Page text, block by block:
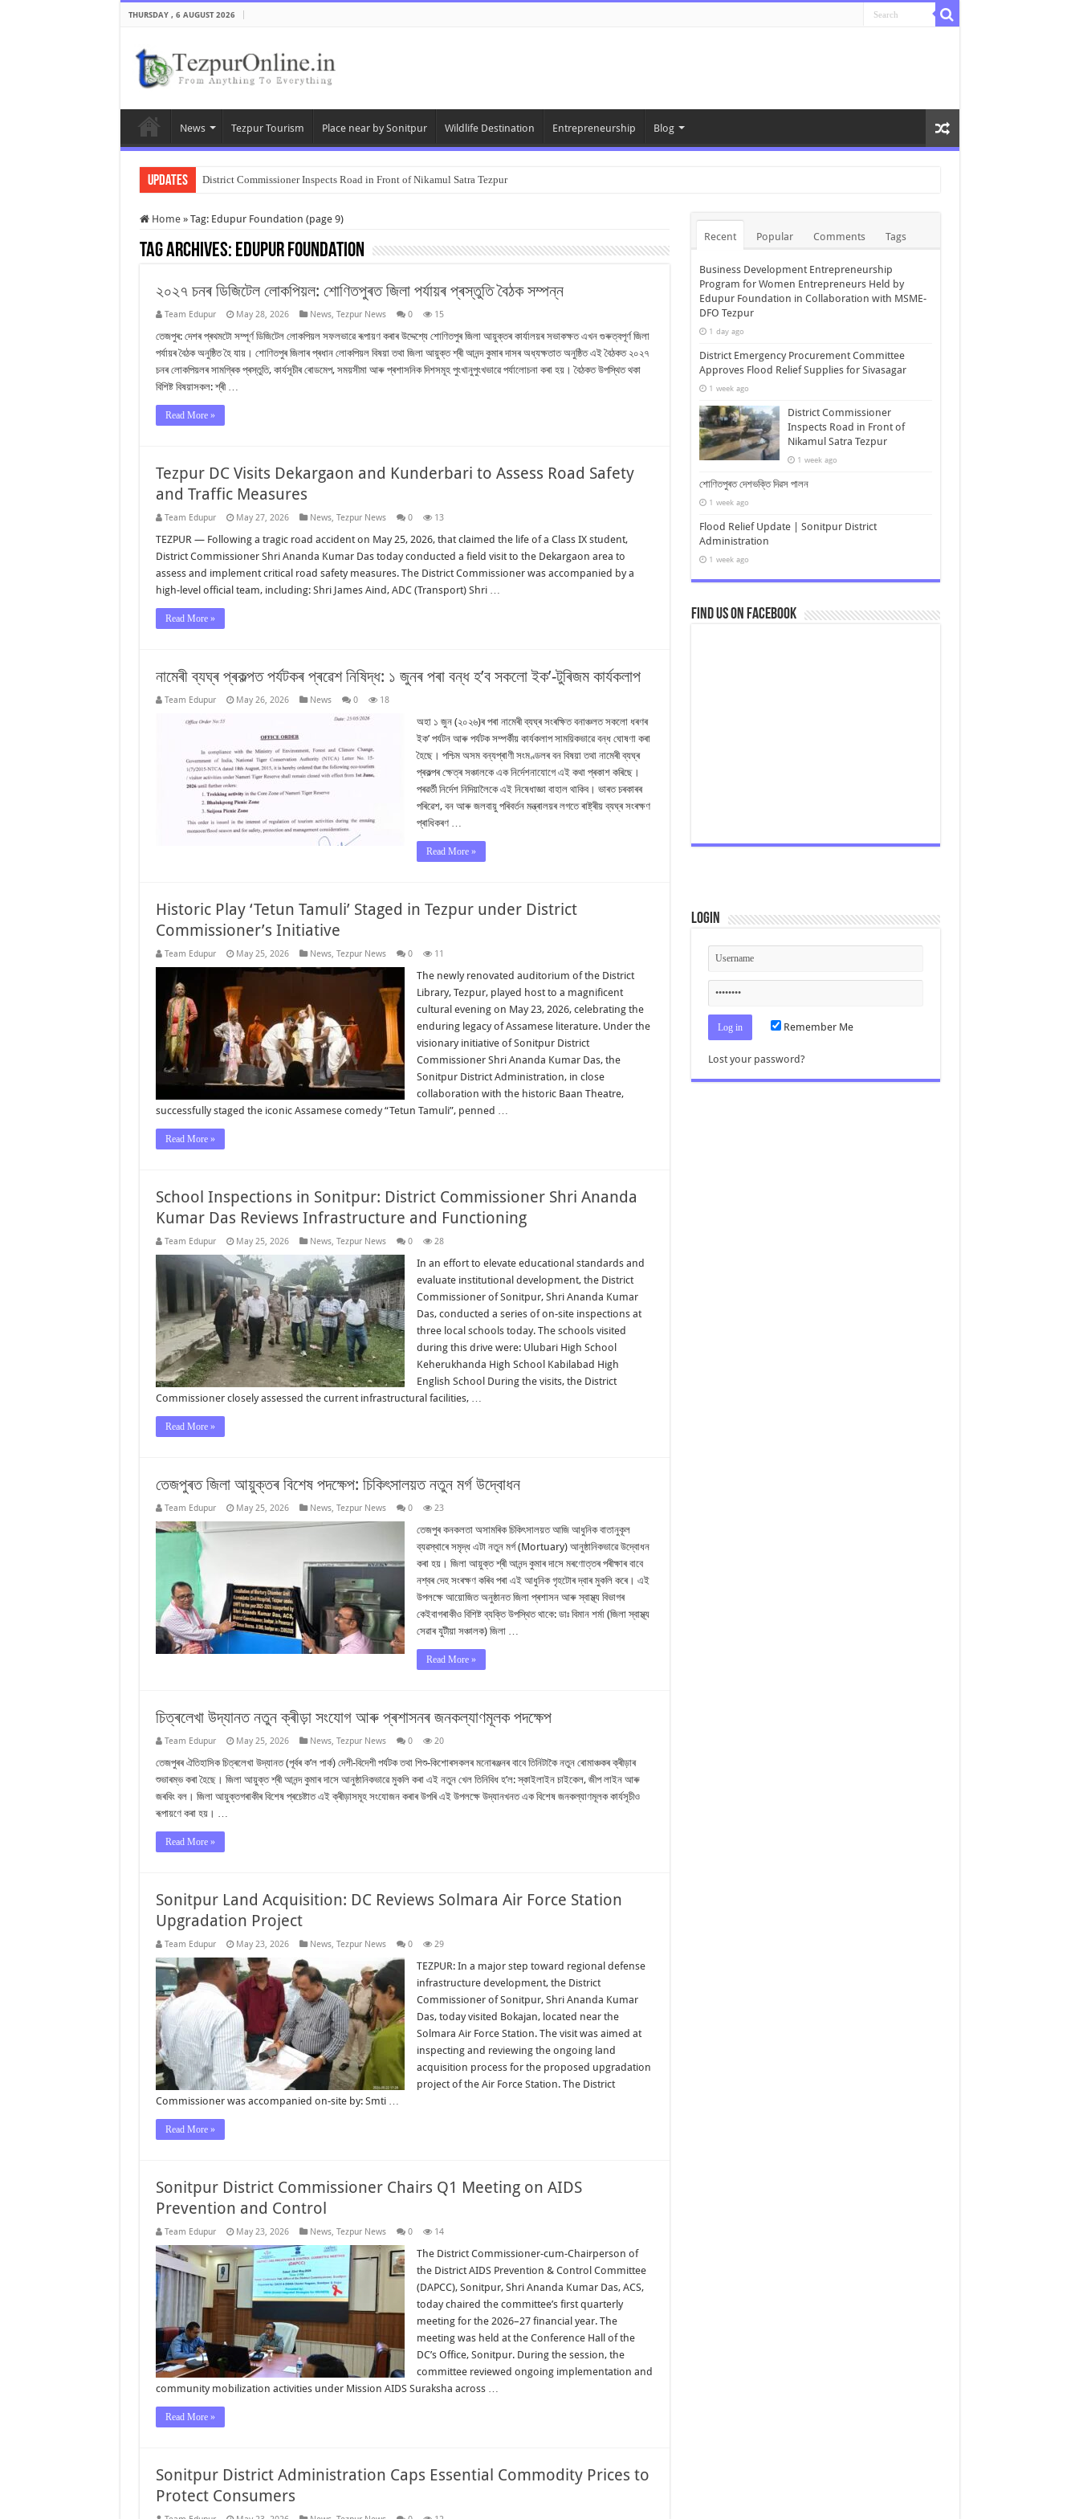
THURSDAY , 6 AUGUST 2026
News Tezpur Tourism Place near by Sonitpur Wildlife Destination Entrepreneurship Blog
Updates District Commissioner Inspects Road in Front of Nikamul Satra Tezpur
Home » Tag: Edupur Foundation (page 9)
Tag Archives: Edupur Foundation
২০২৭ চনৰ ডিজিটেল লোকপিয়ল: শোণিতপুৰত জিলা পৰ্যায়ৰ প্ৰস্তুতি বৈঠক সম্পন্ন
Team Edupur May 28, 2026 News, Tezpur News 0 15
তেজপুৰ: দেশৰ প্ৰথমটো সম্পূৰ্ণ ডিজিটেল লোকপিয়ল সফলভাৱে ৰূপায়ণ কৰাৰ উদ্দেশ্যে শোণিতপুৰ জিলা আয়ুক্তৰ কাৰ্যালয়ৰ সভাকক্ষত এখন গুৰুত্বপূৰ্ণ জিলা
পৰ্যায়ৰ বৈঠক অনুষ্ঠিত হৈ যায়। শোণিতপুৰ জিলাৰ প্ৰধান লোকপিয়ল বিষয়া তথা জিলা আয়ুক্ত শ্ৰী আনন্দ কুমাৰ দাসৰ অধ্যক্ষতাত অনুষ্ঠিত এই বৈঠকত ২০২৭
চনৰ লোকপিয়লৰ সামগ্ৰিক প্ৰস্তুতি, কাৰ্যসূচীৰ ৰোডমেপ, সময়সীমা আৰু প্ৰশাসনিক দিশসমূহ পুংখানুপুংখভাৱে পৰ্যালোচনা কৰা হয়। বৈঠকত উপস্থিত থকা
বিশিষ্ট বিষয়াসকল: শ্ৰী …
Read More »
Tezpur DC Visits Dekargaon and Kunderbari to Assess Road Safety
and Traffic Measures
Team Edupur May 27, 2026 News, Tezpur News 0 13
TEZPUR — Following a tragic road accident on May 25, 2026, that claimed the life of a Class IX student,
District Commissioner Shri Ananda Kumar Das today conducted a field visit to the Dekargaon area to
assess and implement critical road safety measures. The District Commissioner was accompanied by a
high-level official team, including: Shri James Aind, ADC (Transport) Shri …
Read More »
নামেৰী ব্যঘ্ৰ প্ৰকল্পত পৰ্যটকৰ প্ৰৱেশ নিষিদ্ধ: ১ জুনৰ পৰা বন্ধ হ’ব সকলো ইক’-টুৰিজম কাৰ্যকলাপ
Team Edupur May 26, 2026 News 0 18
অহা ১ জুন (২০২৬)ৰ পৰা নামেৰী ব্যঘ্ৰ সংৰক্ষিত বনাঞ্চলত সকলো ধৰণৰ
ইক’ পৰ্যটন আৰু পৰ্যটক সম্পৰ্কীয় কাৰ্যকলাপ সাময়িকভাৱে বন্ধ ঘোষণা কৰা
হৈছে। পশ্চিম অসম বন্যপ্ৰাণী সংমণ্ডলৰ বন বিষয়া তথা নামেৰী ব্যঘ্ৰ
প্ৰকল্পৰ ক্ষেত্ৰ সঞ্চালকে এক নিৰ্দেশনাযোগে এই কথা প্ৰকাশ কৰিছে।
পৰৱৰ্তী নিৰ্দেশ নিদিয়ালৈকে এই নিষেধাজ্ঞা বাহাল থাকিব। ভাৰত চৰকাৰৰ
পৰিৱেশ, বন আৰু জলবায়ু পৰিবৰ্তন মন্ত্ৰালয়ৰ লগতে ৰাষ্ট্ৰীয় ব্যঘ্ৰ সংৰক্ষণ
প্ৰাধিকৰণ …
Read More »
Historic Play ‘Tetun Tamuli’ Staged in Tezpur under District
Commissioner’s Initiative
Team Edupur May 25, 2026 News, Tezpur News 0 11
The newly renovated auditorium of the District
Library, Tezpur, played host to a magnificent
cultural evening on May 23, 2026, celebrating the
enduring legacy of Assamese literature. Under the
visionary initiative of Sonitpur District
Commissioner Shri Ananda Kumar Das, the
Sonitpur District Administration, in close
collaboration with the historic Baan Theatre,
successfully staged the iconic Assamese comedy “Tetun Tamuli”, penned …
Read More »
School Inspections in Sonitpur: District Commissioner Shri Ananda
Kumar Das Reviews Infrastructure and Functioning
Team Edupur May 25, 2026 News, Tezpur News 0 28
In an effort to elevate educational standards and
evaluate institutional development, the District
Commissioner of Sonitpur, Shri Ananda Kumar
Das, conducted a series of on-site inspections at
three local schools today. The schools visited
during this drive were: Ulubari High School
Keherukhanda High School Kabilabad High
English School During the visits, the District
Commissioner closely assessed the current infrastructural facilities, …
Read More »
তেজপুৰত জিলা আয়ুক্তৰ বিশেষ পদক্ষেপ: চিকিৎসালয়ত নতুন মৰ্গ উদ্বোধন
Team Edupur May 25, 2026 News, Tezpur News 0 23
তেজপুৰ কনকলতা অসামৰিক চিকিৎসালয়ত আজি আধুনিক বাতানুকূল
ব্যৱস্থাৰে সমৃদ্ধ এটা নতুন মৰ্গ (Mortuary) আনুষ্ঠানিকভাৱে উদ্বোধন
কৰা হয়। জিলা আয়ুক্ত শ্ৰী আনন্দ কুমাৰ দাসে মৰণোত্তৰ পৰীক্ষাৰ বাবে
নশ্বৰ দেহ সংৰক্ষণ কৰিব পৰা এই আধুনিক গৃহটোৰ দ্বাৰ মুকলি কৰে। এই
উপলক্ষে আয়োজিত অনুষ্ঠানত জিলা প্ৰশাসন আৰু স্বাস্থ্য বিভাগৰ
কেইবাগৰাকীও বিশিষ্ট ব্যক্তি উপস্থিত থাকে: ডাঃ বিমান শৰ্মা (জিলা স্বাস্থ্য
সেৱাৰ যুটীয়া সঞ্চালক) জিলা …
Read More »
চিত্ৰলেখা উদ্যানত নতুন ক্ৰীড়া সংযোগ আৰু প্ৰশাসনৰ জনকল্যাণমূলক পদক্ষেপ
Team Edupur May 25, 2026 News, Tezpur News 0 20
তেজপুৰৰ ঐতিহাসিক চিত্ৰলেখা উদ্যানত (পূৰ্বৰ ক’ল পাৰ্ক) দেশী-বিদেশী পৰ্যটক তথা শিশু-কিশোৰসকলৰ মনোৰঞ্জনৰ বাবে তিনিটাকৈ নতুন ৰোমাঞ্চকৰ ক্ৰীড়াৰ
শুভাৰম্ভ কৰা হৈছে। জিলা আয়ুক্ত শ্ৰী আনন্দ কুমাৰ দাসে আনুষ্ঠানিকভাৱে মুকলি কৰা এই নতুন খেল তিনিবিধ হ’ল: স্কাইলাইন চাইকেল, জীপ লাইন আৰু
জৰবিং বল। জিলা আয়ুক্তগৰাকীৰ বিশেষ প্ৰচেষ্টাত এই ক্ৰীড়াসমূহ সংযোজন কৰাৰ উপৰি এই উপলক্ষে উদ্যানখনত এক বিশেষ জনকল্যাণমূলক কাৰ্যসূচীও
ৰূপায়ণে কৰা হয়। …
Read More »
Sonitpur Land Acquisition: DC Reviews Solmara Air Force Station
Upgradation Project
Team Edupur May 23, 2026 News, Tezpur News 0 29
TEZPUR: In a major step toward regional defense
infrastructure development, the District
Commissioner of Sonitpur, Shri Ananda Kumar
Das, today visited Bokajan, located near the
Solmara Air Force Station. The visit was aimed at
inspecting and reviewing the ongoing land
acquisition process for the proposed upgradation
project of the Air Force Station. The District
Commissioner was accompanied on-site by: Smti …
Read More »
Sonitpur District Commissioner Chairs Q1 Meeting on AIDS
Prevention and Control
Team Edupur May 23, 2026 News, Tezpur News 0 14
The District Commissioner-cum-Chairperson of
the District AIDS Prevention & Control Committee
(DAPCC), Sonitpur, Shri Ananda Kumar Das, ACS,
today chaired the committee’s first quarterly
meeting for the 2026–27 financial year. The
meeting was held at the Conference Hall of the
DC’s Office, Sonitpur. During the session, the
committee reviewed ongoing implementation and
community mobilization activities under Mission AIDS Suraksha across …
Read More »
Sonitpur District Administration Caps Essential Commodity Prices to
Protect Consumers
Recent Popular Comments Tags
Business Development Entrepreneurship
Program for Women Entrepreneurs Held by
Edupur Foundation in Collaboration with MSME-
DFO Tezpur
1 day ago
District Emergency Procurement Committee
Approves Flood Relief Supplies for Sivasagar
1 week ago
District Commissioner
Inspects Road in Front of
Nikamul Satra Tezpur
1 week ago
শোণিতপুৰত দেশভক্তি দিৱস পালন
1 week ago
Flood Relief Update | Sonitpur District
Administration
1 week ago
Find us on Facebook
Login
Remember Me
Lost your password?